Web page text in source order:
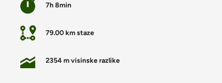
7h 8min
79.00 km staze
2354 m visinske razlike